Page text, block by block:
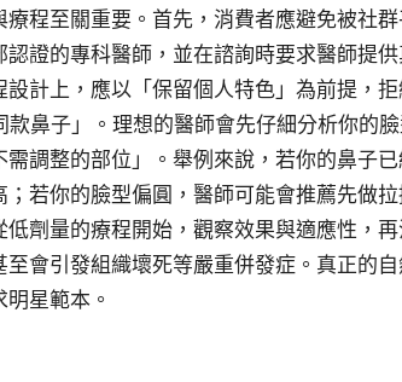
程至關重要。首先，消費者應避免被社
認證的專科醫師，並在諮詢時要求醫師提
計上，應以「保留個人特色」為前提，
鼻子」。理想的醫師會先仔細分析你的
調整的部位」。舉例來說，若你的鼻子
若你的臉型偏圓，醫師可能會推薦先做
劑量的療程開始，觀察效果與適應性，
會引發組織壞死等嚴重併發症。真正的
星範本。